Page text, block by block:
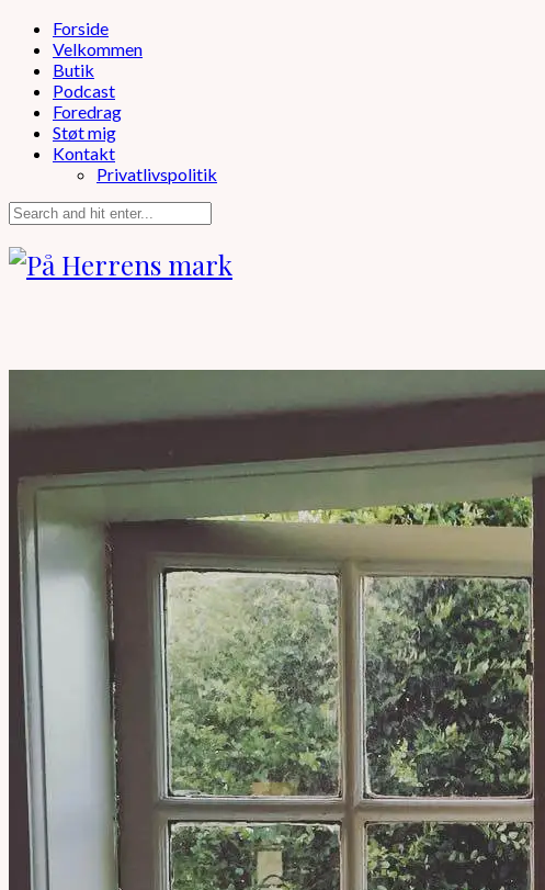
Forside
Velkommen
Butik
Podcast
Foredrag
Støt mig
Kontakt
Privatlivspolitik